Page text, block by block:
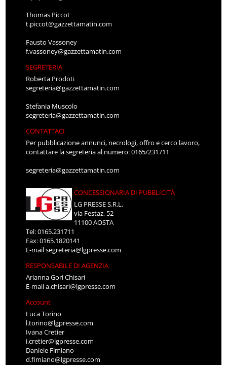
Thomas Piccot
t.piccot@gazzettamatin.com
Fausto Vassoney
f.vassoney@gazzettamatin.com
SEGRETERIA
Roberta Prodoti
segreteria@gazzettamatin.com
Stefania Muscolo
segreteria@gazzettamatin.com
CONTATTACI
Per pubblicazione annunci, necrologi, offro e cerco lavoro,
contattare la segreteria al numero: 0165/231711
segreteria@gazzettamatin.com
CONCESSIONARIA DI PUBBLICITÀ
LG PRESSE S.R.L.
via Festaz, 52
11100 AOSTA
Tel: 0165.231711
Fax: 0165.1820141
E-mailsegreteria@lgpresse.com
RESPONSABILE DI AGENZIA
Arianna Gori Chisari
E-maila.chisari@lgpresse.com
Account
Luca Torino
l.torino@lgpresse.com
Ivana Cretier
i.cretier@lgpresse.com
Daniele Fimiano
d.fimiano@lgpresse.com